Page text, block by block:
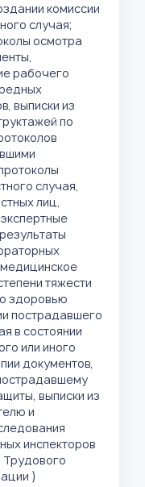
комиссии
случая;
осмотра
рабочего
выписки из
по
случая,
лиц,
тяжести
здоровью
пострадавшего
в состоянии
или иного
документов,
выписки из
и
инспекторов
Трудового
)